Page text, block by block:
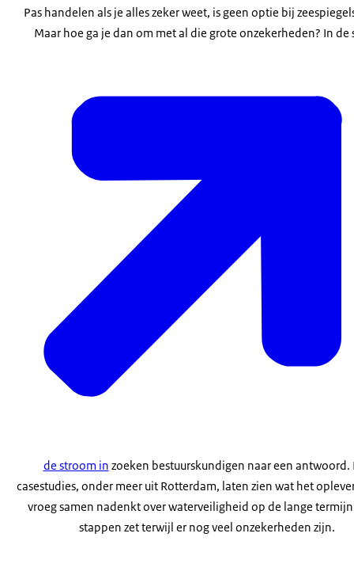
Pas handelen als je alles zeker weet, is geen optie bij
Maar hoe ga je dan om met al die grote onzekerheden? In de
de stroom in zoeken bestuurskundigen naar een antwoord.
casestudies, onder meer uit Rotterdam, laten zien wat het
vroeg samen nadenkt over waterveiligheid op de lange termijn
stappen zet terwijl er nog veel onzekerheden zijn.